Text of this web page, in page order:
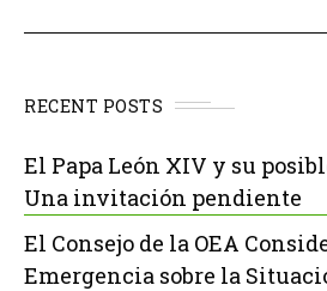
RECENT POSTS
El Papa León XIV y su
Una invitación pendiente
El Consejo de la OEA
Emergencia sobre la